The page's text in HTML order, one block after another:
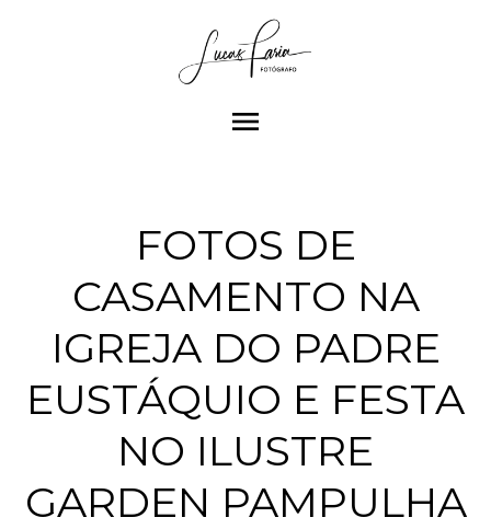
menu
FOTOS DE
CASAMENTO NA
IGREJA DO PADRE
EUSTÁQUIO E FESTA
NO ILUSTRE
GARDEN PAMPULHA